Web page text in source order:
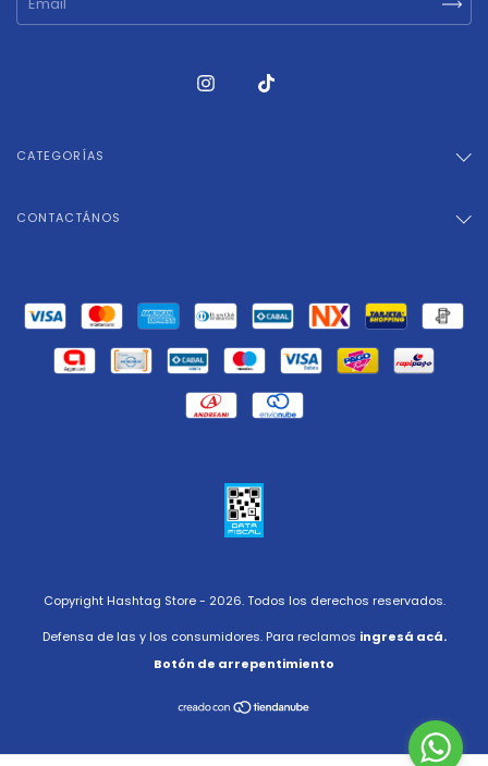
CATEGORÍAS
CONTACTÁNOS
Copyright Hashtag Store - 2026. Todos los derechos reservados.
Defensa de las y los consumidores. Para reclamos ingresá acá.
Botón de arrepentimiento